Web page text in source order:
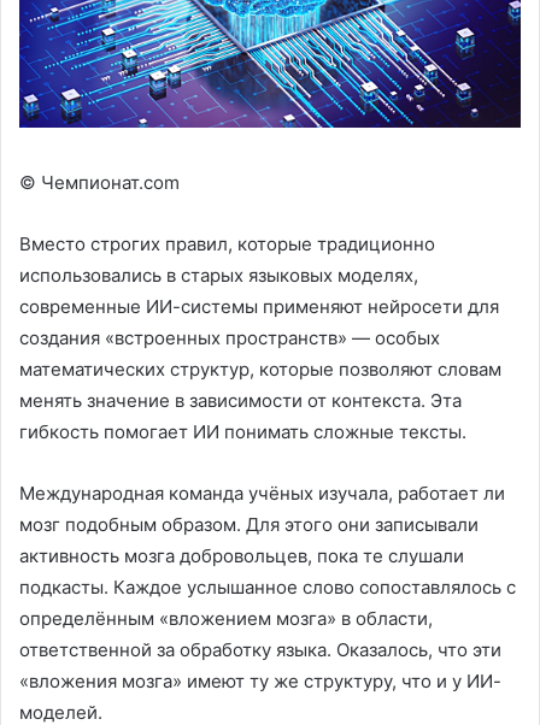
© Чемпионат.com
Вместо строгих правил, которые традиционно
использовались в старых языковых моделях,
современные ИИ-системы применяют нейросети для
создания «встроенных пространств» — особых
математических структур, которые позволяют словам
менять значение в зависимости от контекста. Эта
гибкость помогает ИИ понимать сложные тексты.
Международная команда учёных изучала, работает ли
мозг подобным образом. Для этого они записывали
активность мозга добровольцев, пока те слушали
подкасты. Каждое услышанное слово сопоставлялось с
определённым «вложением мозга» в области,
ответственной за обработку языка. Оказалось, что эти
«вложения мозга» имеют ту же структуру, что и у ИИ-
моделей.